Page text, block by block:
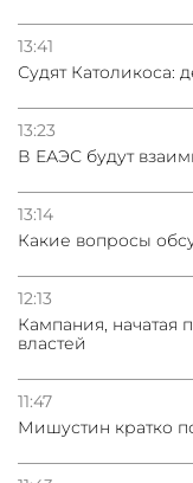
13:41
Судят Католикоса:
13:23
В ЕАЭС будут
13:14
Какие вопросы
12:13
Кампания, начатая
властей
11:47
Мишустин кратко